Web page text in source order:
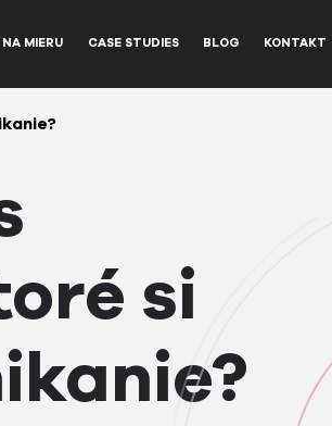
MIERU CASE STUDIES BLOG KONTAKT
si